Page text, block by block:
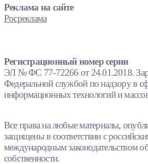
Реклама на сайте
Росреклама
Регистрационный номер серии
ЭЛ № ФС 77-72266 от 24.01.2018.
Федеральной службой по надзору в
информационных технологий и
Все права на любые материалы,
защищены в соответствии с
международным законодательством
собственности.